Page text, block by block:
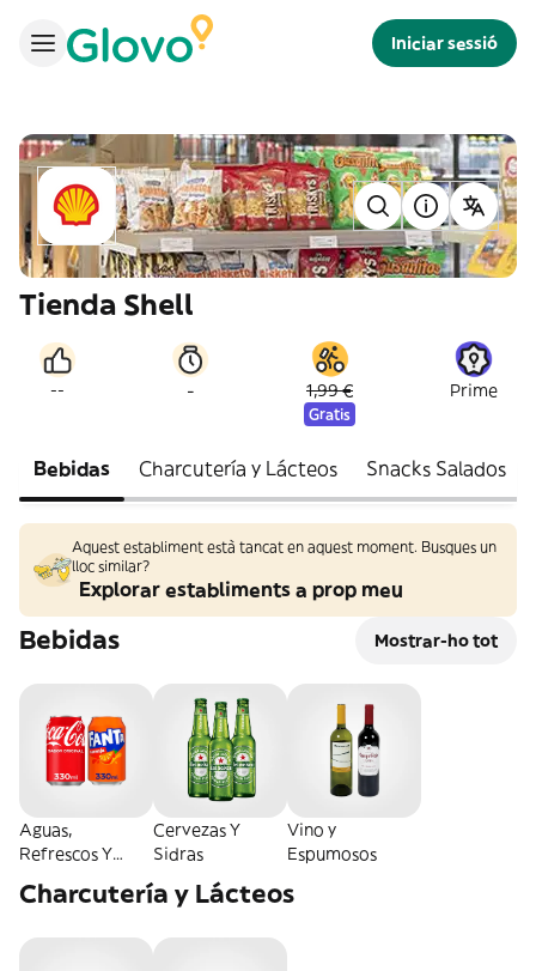
Iniciar sessió
Tienda Shell
-- - 1,99 €
Gratis
Prime
Bebidas Charcutería y Lácteos Snacks Salados
Aquest establiment està tancat en aquest moment. Busques un
lloc similar?
Explorar establiments a prop meu
Bebidas Mostrar-ho tot
Aguas,
Refrescos Y
Cervezas Y
Sidras
Vino y
Espumosos
Charcutería y Lácteos